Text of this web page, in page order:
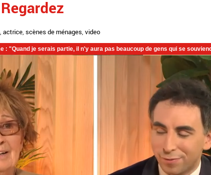
, actrice, scènes de ménages, video